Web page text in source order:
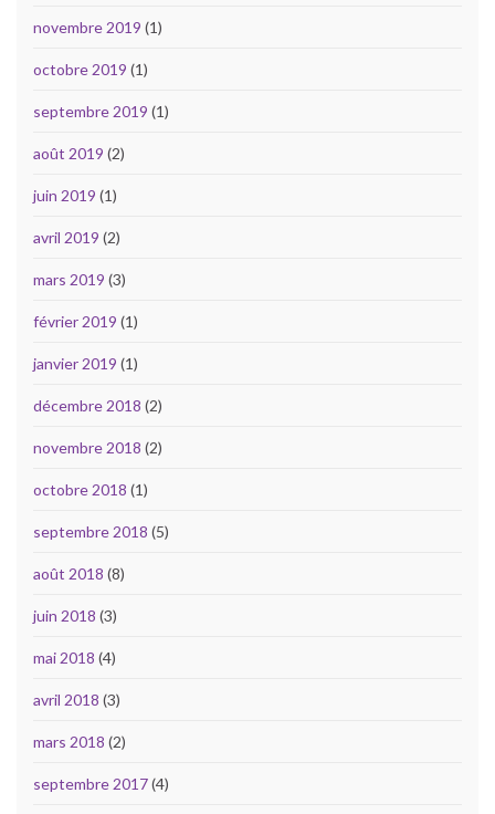
novembre 2019 (1)
octobre 2019 (1)
septembre 2019 (1)
août 2019 (2)
juin 2019 (1)
avril 2019 (2)
mars 2019 (3)
février 2019 (1)
janvier 2019 (1)
décembre 2018 (2)
novembre 2018 (2)
octobre 2018 (1)
septembre 2018 (5)
août 2018 (8)
juin 2018 (3)
mai 2018 (4)
avril 2018 (3)
mars 2018 (2)
septembre 2017(4)